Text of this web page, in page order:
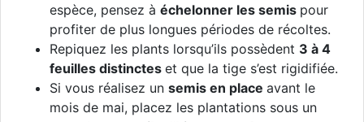
espèce, pensez à échelonner les semis pour
profiter de plus longues périodes de récoltes.
Repiquez les plants lorsqu’ils possèdent 3 à 4
feuilles distinctes et que la tige s’est rigidifiée.
Si vous réalisez un semis en place avant le
mois de mai, placez les plantations sous un